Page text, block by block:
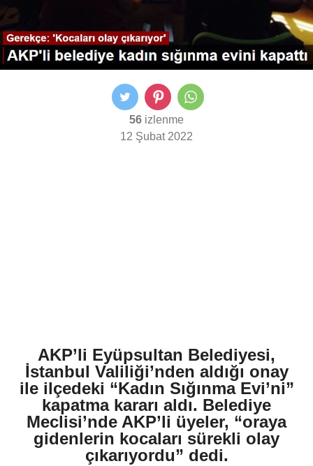
56 izlenme
12 Şubat 2022
AKP’li Eyüpsultan Belediyesi,
İstanbul Valiliği’nden aldığı onay
ile ilçedeki “Kadın Sığınma Evi’ni”
kapatma kararı aldı. Belediye
Meclisi’nde AKP’li üyeler, “oraya
gidenlerin kocaları sürekli olay
çıkarıyordu” dedi.